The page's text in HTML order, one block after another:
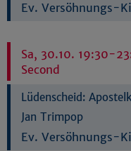
Ev. Versöhnungs-
Sa, 30.10. 19:30-
Second
Lüdenscheid:
Jan Trimpop
Ev. Versöhnungs-